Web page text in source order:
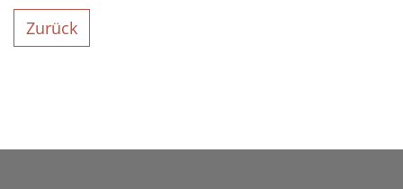
Zurück